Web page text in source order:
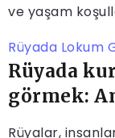
ve yaşam
Rüyada Lokum
Rüyada
görmek:
Rüyalar,